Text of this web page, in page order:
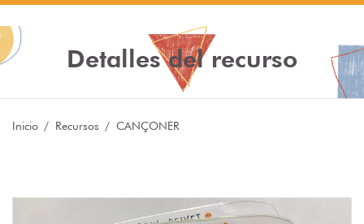
Detalles del recurso
Inicio Recursos CANÇONER